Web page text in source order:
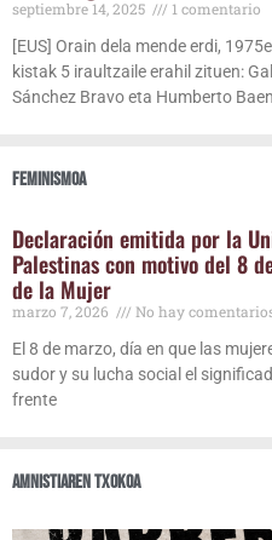
sep­tiem­bre 14, 2025
1 comentario
[EUS] Orain dela men­de erdi,
kis­tak 5 iraul­tzai­le erahil zituen:
Sán­chez Bra­vo eta Hum­ber­to
Femi­nis­moa
Decla­ra­ción emi­ti­da por la
Pales­ti­nas con moti­vo del 8
de la Mujer
mar­zo 7, 2026
No hay
El 8 de mar­zo, día en que las
sudor y su lucha social el
frente
Amnis­tia­ren txokoa